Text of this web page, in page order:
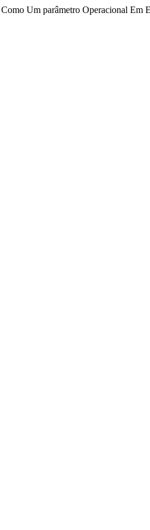
Um parâmetro Operacional Em